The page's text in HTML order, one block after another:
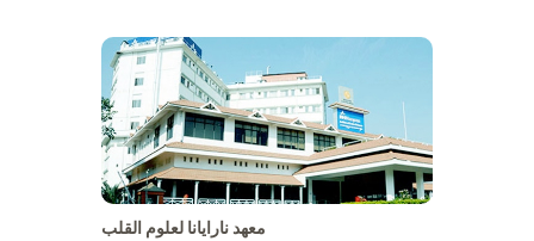
معهد نارايانا لعلوم القلب